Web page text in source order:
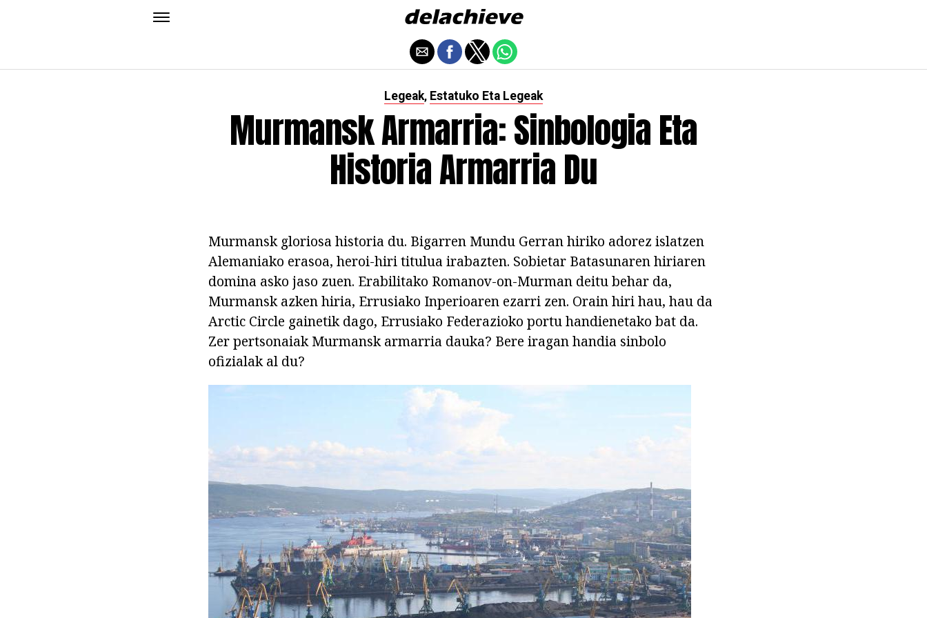
Legeak, Estatuko Eta Legeak
Murmansk Armarria: Sinbologia Eta
Historia Armarria Du
Murmansk gloriosa historia du. Bigarren Mundu Gerran hiriko adorez islatzen
Alemaniako erasoa, heroi-hiri titulua irabazten. Sobietar Batasunaren hiriaren
domina asko jaso zuen. Erabilitako Romanov-on-Murman deitu behar da,
Murmansk azken hiria, Errusiako Inperioaren ezarri zen. Orain hiri hau, hau da
Arctic Circle gainetik dago, Errusiako Federazioko portu handienetako bat da.
Zer pertsonaiak Murmansk armarria dauka? Bere iragan handia sinbolo
ofizialak al du?